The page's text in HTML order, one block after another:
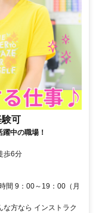
可
中の職場！
歩6分
間 9：00～19：00（月
方なら インストラク